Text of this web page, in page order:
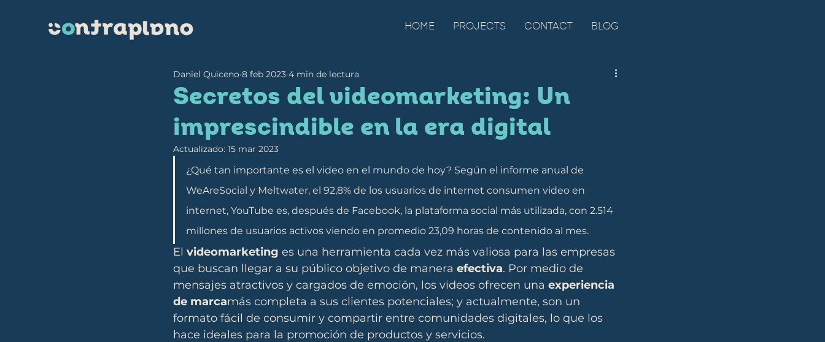
HOME PROJECTS CONTACT BLOG
Secretos del videomarketing: Un
imprescindible en la era digital
Daniel Quiceno 8 feb 2023 4 min de lectura
Actualizado: 15 mar 2023
¿Qué tan importante es el video en el mundo de hoy? Según el informe anual de
WeAreSocial y Meltwater, el 92,8% de los usuarios de internet consumen video en
internet, YouTube es, después de Facebook, la plataforma social más utilizada, con 2.514
millones de usuarios activos viendo en promedio 23,09 horas de contenido al mes.
El videomarketing es una herramienta cada vez más valiosa para las empresas
que buscan llegar a su público objetivo de manera efectiva. Por medio de
mensajes atractivos y cargados de emoción, los videos ofrecen una experiencia
de marcamás completa a sus clientes potenciales; y actualmente, son un
formato fácil de consumir y compartir entre comunidades digitales, lo que los
hace ideales para la promoción de productos y servicios.